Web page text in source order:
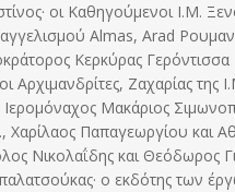
οι Καθηγούμενοι Ι.Μ.
Almas, Arad
Κερκύρας
Αρχιμανδρίτες, Ζαχαρίας
Μακάριος
Παπαγεωργίου και
Νικολαΐδης και Θεόδωρος
ο εκδότης των